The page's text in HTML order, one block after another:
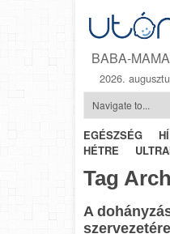
BABA-
2026.
EGÉSZSÉG
HÉTRE
Tag
A
szervezetére